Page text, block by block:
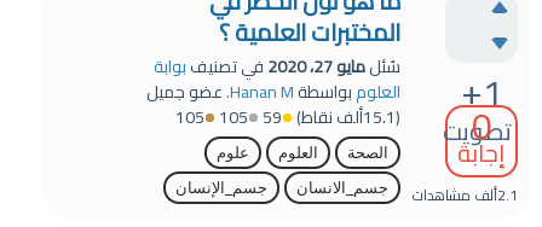
+1
تصويت
0
إجابة
2.1ألف مشاهدات
المختبرات العلمية ؟
سُئلمايو 27، 2020 في تصنيفبوابة
العلومبواسطةHanan M. عضو جميل
(15.1ألف نقاط) 59
105
105
الصحة العلوم
علوم
جسم_الانسان
جسم_الإنسان